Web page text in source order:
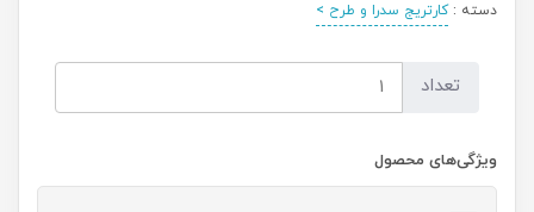
دسته :کارتریج سدرا و طرح >
تعداد
ویژگی‌های محصول